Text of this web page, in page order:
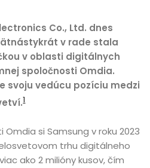
Co., Ltd. dnes
v rade stala
v oblasti digitálnych
spoločnosti Omdia.
svoju vedúcu pozíciu medzi
1
si Samsung v roku 2023
trhu digitálneho
ako 2 milióny kusov, čím